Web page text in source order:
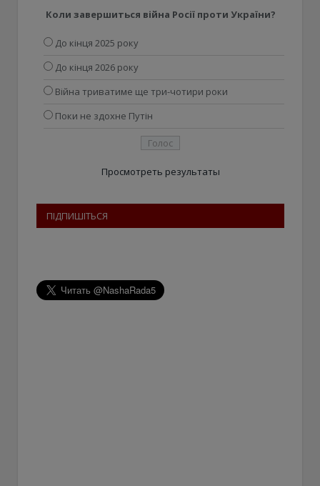
Коли завершиться війна Росії проти України?
До кінця 2025 року
До кінця 2026 року
Війна триватиме ще три-чотири роки
Поки не здохне Путін
Просмотреть результаты
ПІДПИШІТЬСЯ